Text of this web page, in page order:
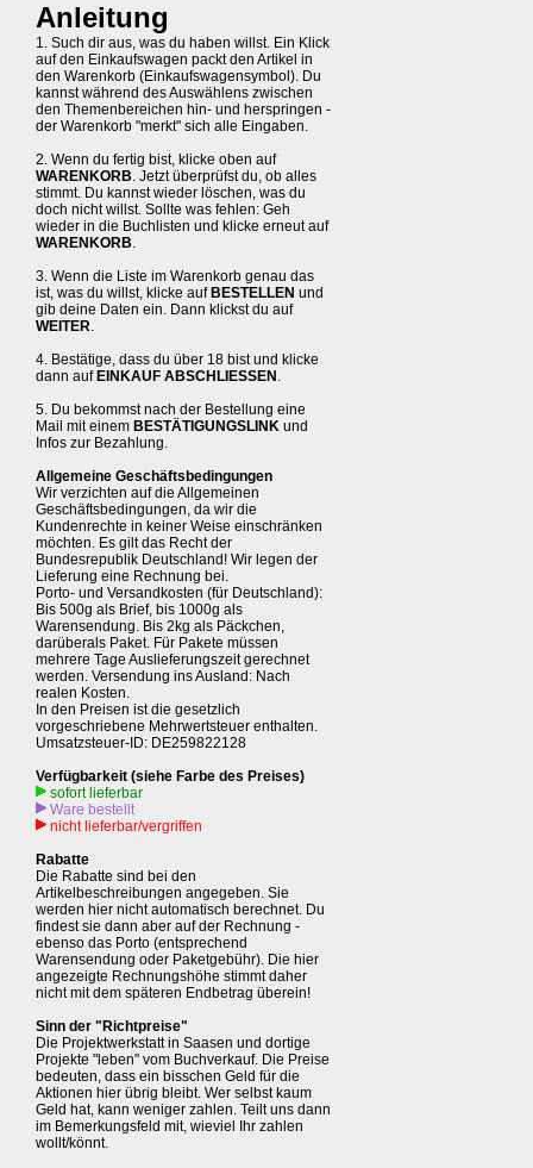
Anleitung
1. Such dir aus, was du haben willst. Ein Klick
auf den Einkaufswagen packt den Artikel in
den Warenkorb (Einkaufswagensymbol). Du
kannst während des Auswählens zwischen
den Themenbereichen hin- und herspringen -
der Warenkorb "merkt" sich alle Eingaben.
2. Wenn du fertig bist, klicke oben auf
WARENKORB. Jetzt überprüfst du, ob alles
stimmt. Du kannst wieder löschen, was du
doch nicht willst. Sollte was fehlen: Geh
wieder in die Buchlisten und klicke erneut auf
WARENKORB.
3. Wenn die Liste im Warenkorb genau das
ist, was du willst, klicke auf BESTELLEN und
gib deine Daten ein. Dann klickst du auf
WEITER.
4. Bestätige, dass du über 18 bist und klicke
dann auf EINKAUF ABSCHLIESSEN .
5. Du bekommst nach der Bestellung eine
Mail mit einem BESTÄTIGUNGSLINK und
Infos zur Bezahlung.
Allgemeine Geschäftsbedingungen
Wir verzichten auf die Allgemeinen
Geschäftsbedingungen, da wir die
Kundenrechte in keiner Weise einschränken
möchten. Es gilt das Recht der
Bundesrepublik Deutschland! Wir legen der
Lieferung eine Rechnung bei.
Porto- und Versandkosten (für Deutschland):
Bis 500g als Brief, bis 1000g als
Warensendung. Bis 2kg als Päckchen,
darüberals Paket. Für Pakete müssen
mehrere Tage Auslieferungszeit gerechnet
werden. Versendung ins Ausland: Nach
realen Kosten.
In den Preisen ist die gesetzlich
vorgeschriebene Mehrwertsteuer enthalten.
Umsatzsteuer-ID: DE259822128
Verfügbarkeit (siehe Farbe des Preises)
sofort lieferbar
Ware bestellt
nicht lieferbar/vergriffen
Rabatte
Die Rabatte sind bei den
Artikelbeschreibungen angegeben. Sie
werden hier nicht automatisch berechnet. Du
findest sie dann aber auf der Rechnung -
ebenso das Porto (entsprechend
Warensendung oder Paketgebühr). Die hier
angezeigte Rechnungshöhe stimmt daher
nicht mit dem späteren Endbetrag überein!
Sinn der "Richtpreise"
Die Projektwerkstatt in Saasen und dortige
Projekte "leben" vom Buchverkauf. Die Preise
bedeuten, dass ein bisschen Geld für die
Aktionen hier übrig bleibt. Wer selbst kaum
Geld hat, kann weniger zahlen. Teilt uns dann
im Bemerkungsfeld mit, wieviel Ihr zahlen
wollt/könnt.